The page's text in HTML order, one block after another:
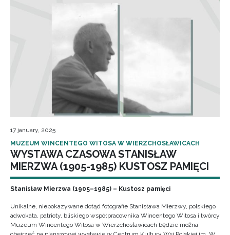
17 january, 2025
MUZEUM WINCENTEGO WITOSA W WIERZCHOSŁAWICACH
WYSTAWA CZASOWA STANISŁAW
MIERZWA (1905-1985) KUSTOSZ PAMIĘCI
Stanisław Mierzwa (1905–1985) – Kustosz pamięci
Unikalne, niepokazywane dotąd fotografie Stanisława Mierzwy, polskiego
adwokata, patrioty, bliskiego współpracownika Wincentego Witosa i twórcy
Muzeum Wincentego Witosa w Wierzchosławicach będzie można